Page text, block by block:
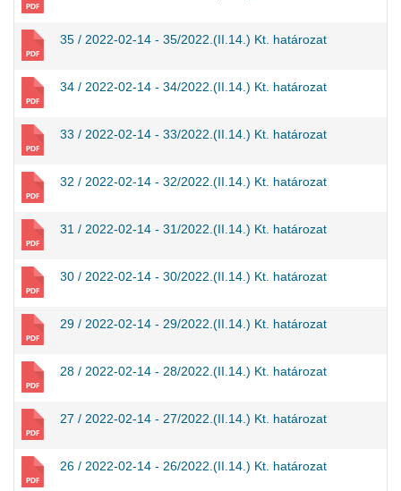
35 / 2022-02-14 - 35/2022.(II.14.) Kt. határozat
34 / 2022-02-14 - 34/2022.(II.14.) Kt. határozat
33 / 2022-02-14 - 33/2022.(II.14.) Kt. határozat
32 / 2022-02-14 - 32/2022.(II.14.) Kt. határozat
31 / 2022-02-14 - 31/2022.(II.14.) Kt. határozat
30 / 2022-02-14 - 30/2022.(II.14.) Kt. határozat
29 / 2022-02-14 - 29/2022.(II.14.) Kt. határozat
28 / 2022-02-14 - 28/2022.(II.14.) Kt. határozat
27 / 2022-02-14 - 27/2022.(II.14.) Kt. határozat
26 / 2022-02-14 - 26/2022.(II.14.) Kt. határozat